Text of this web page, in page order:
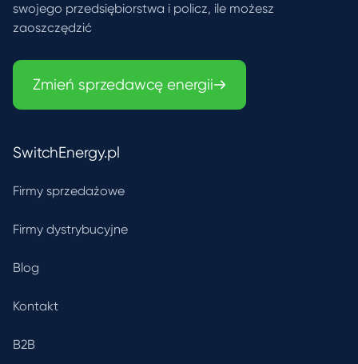
swojego przedsiębiorstwa i policz, ile możesz
zaoszczędzić
Zmień sprzedawcę energii
SwitchEnergy.pl
Firmy sprzedażowe
Firmy dystrybucyjne
Blog
Kontakt
B2B